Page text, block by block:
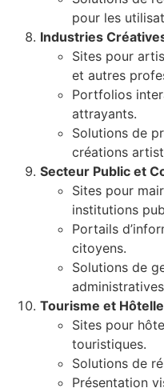
pour les
Industries
Sites pour
et autres
Portfolios
attrayants.
Solutions de
créations
Secteur Public et
Sites pour
institutions
Portails
citoyens.
Solutions de
Tourisme et
Sites pour
touristiques.
Solutions de
Présentation